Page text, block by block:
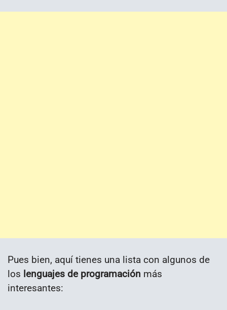
Pues bien, aquí tienes una lista con algunos de
los lenguajes de programación más
interesantes: